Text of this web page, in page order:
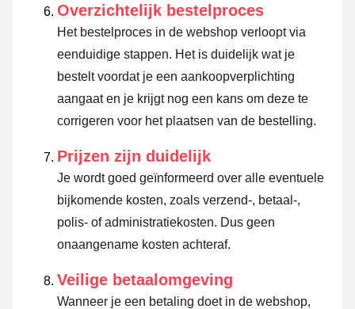
Overzichtelijk bestelproces
Het bestelproces in de webshop verloopt via
eenduidige stappen. Het is duidelijk wat je
bestelt voordat je een aankoopverplichting
aangaat en je krijgt nog een kans om deze te
corrigeren voor het plaatsen van de bestelling.
Prijzen zijn duidelijk
Je wordt goed geïnformeerd over alle eventuele
bijkomende kosten, zoals verzend-, betaal-,
polis- of administratiekosten. Dus geen
onaangename kosten achteraf.
Veilige betaalomgeving
Wanneer je een betaling doet in de webshop,